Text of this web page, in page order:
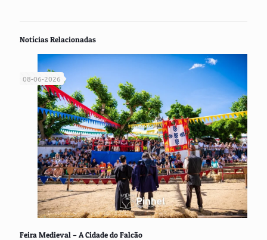
Notícias Relacionadas
08-06-2026
Feira Medieval – A Cidade do Falcão